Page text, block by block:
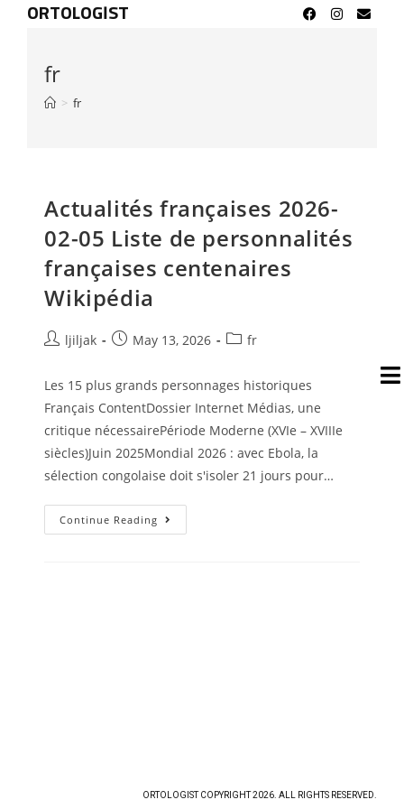
ORTOLOGIST
fr
> fr
Actualités françaises 2026-
02-05 Liste de personnalités
françaises centenaires
Wikipédia
ljiljak May 13, 2026 fr
Les 15 plus grands personnages historiques
Français ContentDossier Internet Médias, une
critique nécessairePériode Moderne (XVIe – XVIIIe
siècles)Juin 2025Mondial 2026 : avec Ebola, la
sélection congolaise doit s'isoler 21 jours pour…
Continue Reading
ORTOLOGIST COPYRIGHT 2026. ALL RIGHTS RESERVED.